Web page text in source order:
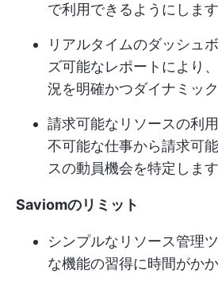
で利用できるようにします
リアルタイムのダッシュ
ズ可能なレポートにより
況を明確かつダイナミッ
請求可能なリソースの利
不可能な仕事から請求可
スの動員機会を特定します
Saviomのリミット
シンプルなリソース管理
な機能の習得に時間がか